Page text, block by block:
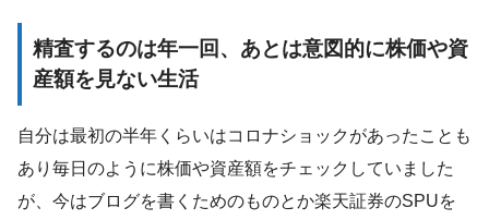
精査するのは年一回、あとは意図的に株価や資
産額を見ない生活
自分は最初の半年くらいはコロナショックがあったことも
あり毎日のように株価や資産額をチェックしていました
が、今はブログを書くためのものとか楽天証券のSPUを